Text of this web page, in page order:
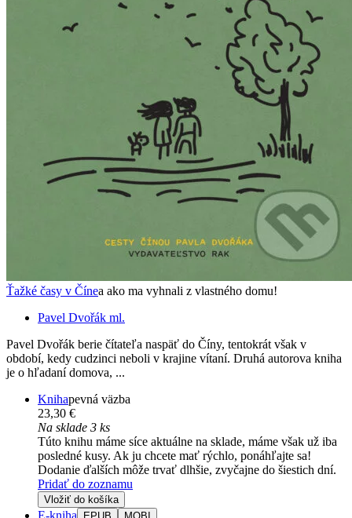
Ťažké časy v Čínea ako ma vyhnali z vlastného domu!
Pavel Dvořák ml.
Pavel Dvořák berie čítateľa naspäť do Číny, tentokrát však v
období, kedy cudzinci neboli v krajine vítaní. Druhá autorova kniha
je o hľadaní domova, ...
Knihapevná väzba
23,30 €
Na sklade 3 ks
Túto knihu máme síce aktuálne na sklade, máme však už iba
posledné kusy. Ak ju chcete mať rýchlo, ponáhľajte sa!
Dodanie ďalších môže trvať dlhšie, zvyčajne do šiestich dní.
Pridať do zoznamu
Vložiť do košíka